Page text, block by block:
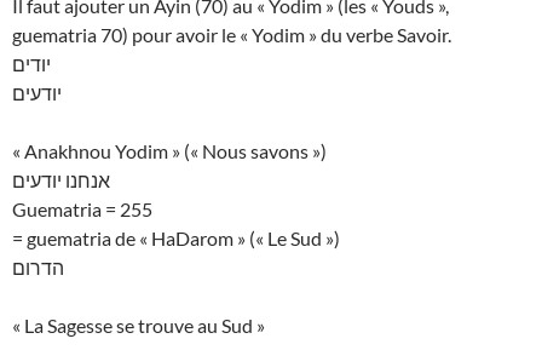
Il faut ajouter un Ayin (70) au « Yodim » (les « Youds »,
guematria 70) pour avoir le « Yodim » du verbe Savoir.
יודים
יודעים
« Anakhnou Yodim » (« Nous savons »)
אנחנו יודעים
Guematria = 255
= guematria de « HaDarom » (« Le Sud »)
הדרום
« La Sagesse se trouve au Sud »